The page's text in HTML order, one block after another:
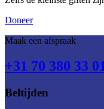
Doneer
Maak een afspraak
+31 70 380 33 01
Beltijden